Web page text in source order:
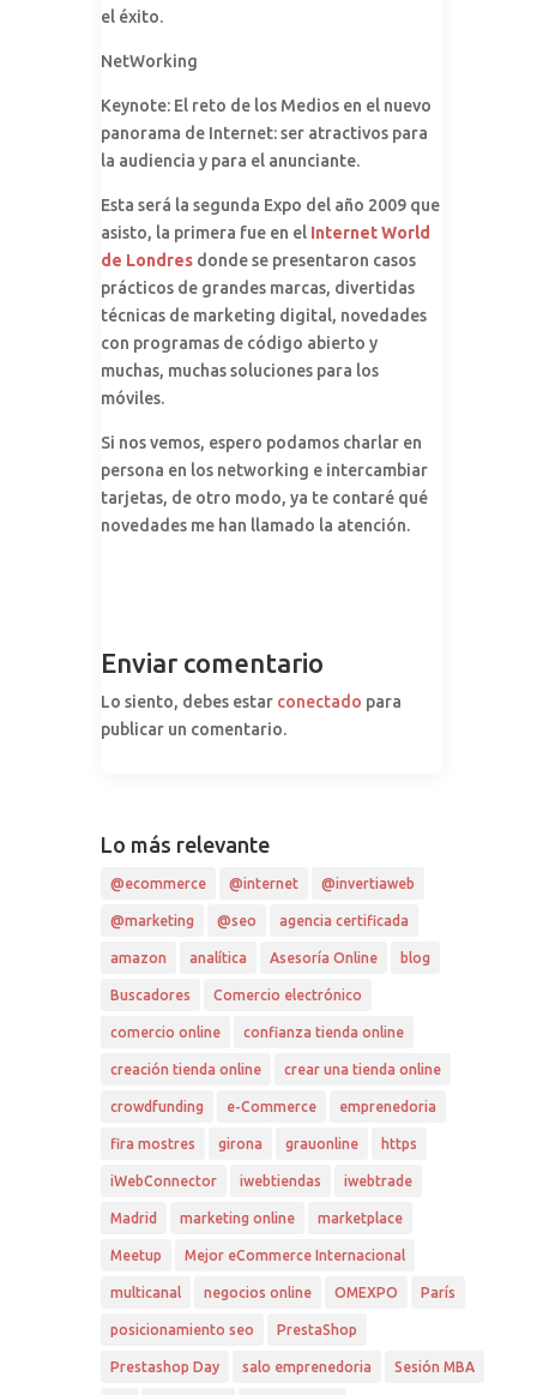
el éxito.
NetWorking
Keynote: El reto de los Medios en el nuevo
panorama de Internet: ser atractivos para
la audiencia y para el anunciante.
Esta será la segunda Expo del año 2009 que
asisto, la primera fue en el Internet World
de Londres donde se presentaron casos
prácticos de grandes marcas, divertidas
técnicas de marketing digital, novedades
con programas de código abierto y
muchas, muchas soluciones para los
móviles.
Si nos vemos, espero podamos charlar en
persona en los networking e intercambiar
tarjetas, de otro modo, ya te contaré qué
novedades me han llamado la atención.
Enviar comentario
Lo siento, debes estar conectado para
publicar un comentario.
Lo más relevante
@ecommerce @internet @invertiaweb
@marketing @seo agencia certificada
amazon analítica Asesoría Online blog
Buscadores Comercio electrónico
comercio online confianza tienda online
creación tienda online crear una tienda online
crowdfunding e-Commerce emprenedoria
fira mostres girona grauonline https
iWebConnector iwebtiendas iwebtrade
Madrid marketing online marketplace
Meetup Mejor eCommerce Internacional
multicanal negocios online OMEXPO París
posicionamiento seo PrestaShop
Prestashop Day salo emprenedoria Sesión MBA